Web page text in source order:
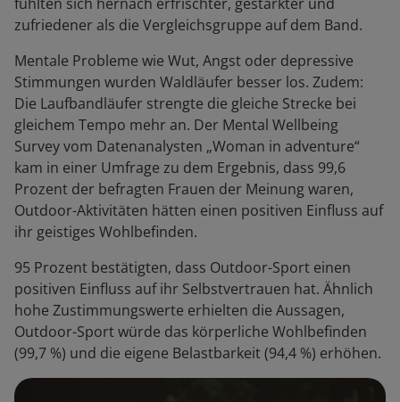
zufriedener als die Vergleichsgruppe auf dem Band.
Mentale Probleme wie Wut, Angst oder depressive
Stimmungen wurden Waldläufer besser los. Zudem:
Die Laufbandläufer strengte die gleiche Strecke bei
gleichem Tempo mehr an. Der Mental Wellbeing
Survey vom Datenanalysten „Woman in adventure“
kam in einer Umfrage zu dem Ergebnis, dass 99,6
Prozent der befragten Frauen der Meinung waren,
Outdoor-Aktivitäten hätten einen positiven Einfluss auf
ihr geistiges Wohlbefinden.
95 Prozent bestätigten, dass Outdoor-Sport einen
positiven Einfluss auf ihr Selbstvertrauen hat. Ähnlich
hohe Zustimmungswerte erhielten die Aussagen,
Outdoor-Sport würde das körperliche Wohlbefinden
(99,7 %) und die eigene Belastbarkeit (94,4 %) erhöhen.